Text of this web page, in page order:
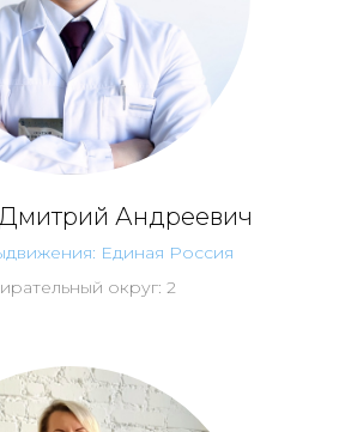
Андреевич
Единая Россия
округ: 2